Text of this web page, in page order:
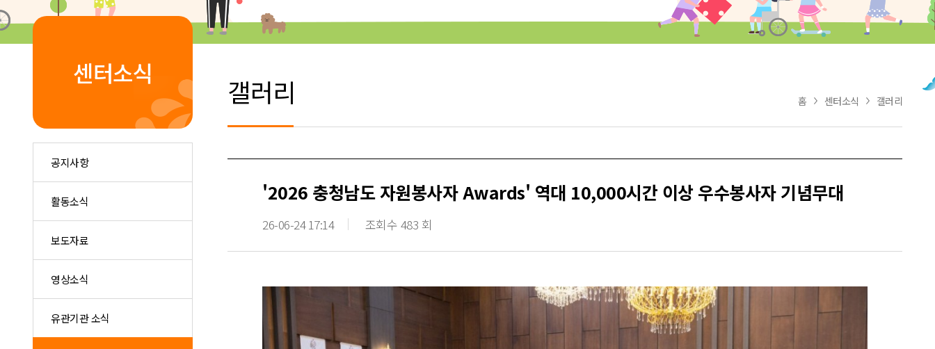
센터소식
공지사항
활동소식
보도자료
영상소식
유관기관 소식
갤러리 홈 센터소식 갤러리
'2026 충청남도 자원봉사자 Awards' 역대 10,000시간 이상 우수봉사자 기념무대
26-06-24 17:14 조회수 483 회